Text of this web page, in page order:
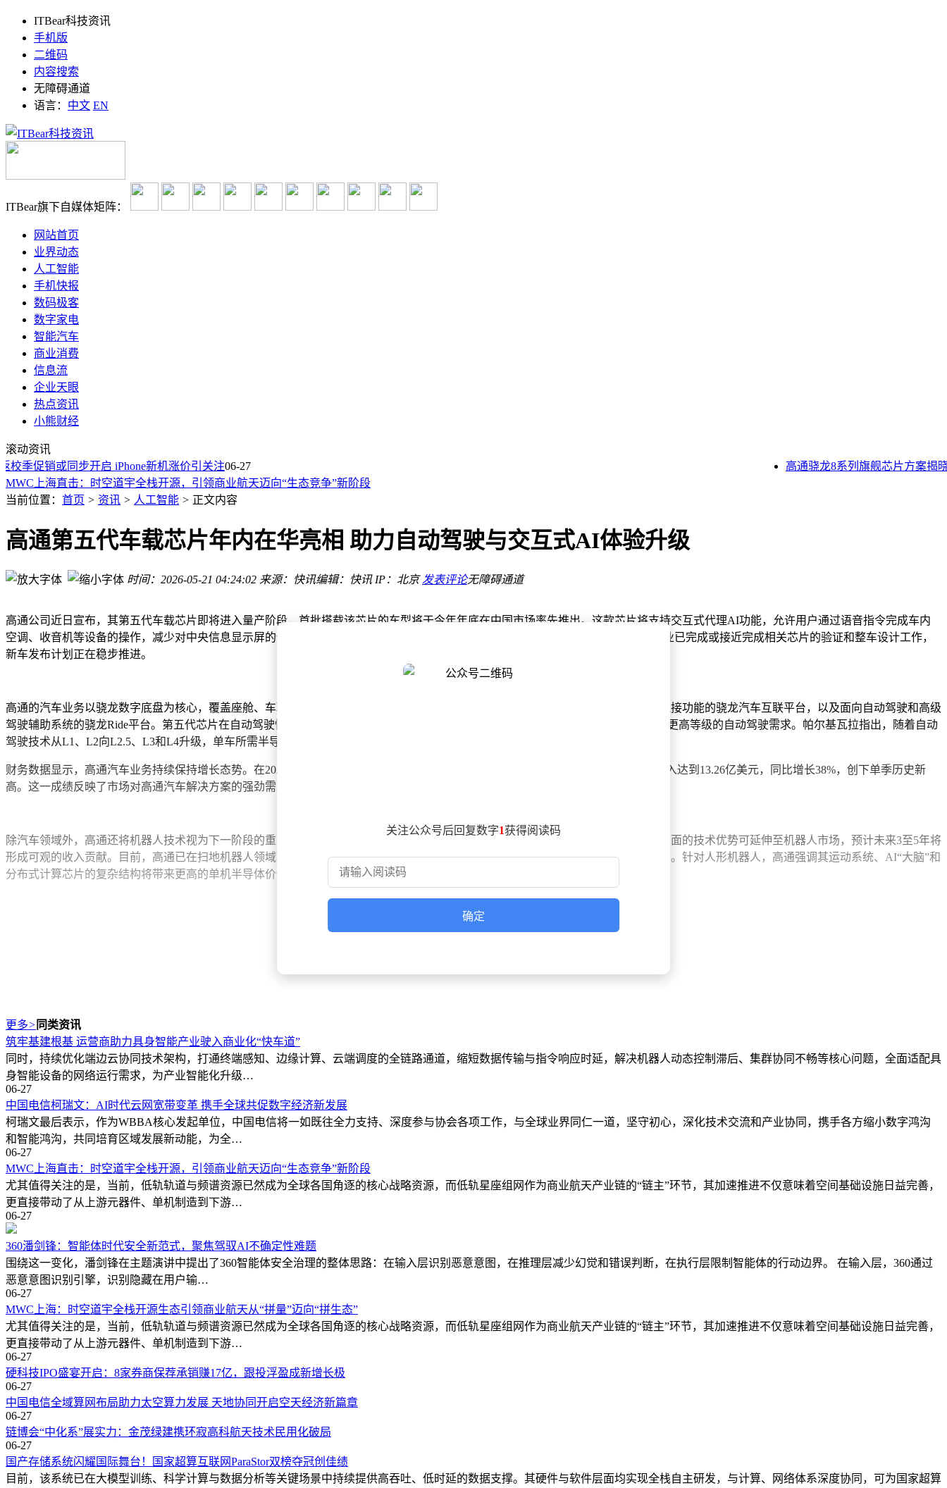
ITBear科技资讯
手机版
二维码
内容搜索
无障碍通道
语言： 中文 EN
ITBear旗下自媒体矩阵：
网站首页
业界动态
人工智能
手机快报
数码极客
数字家电
智能汽车
商业消费
信息流
企业天眼
热点资讯
小熊财经
滚动资讯
季促销或同步开启 iPhone新机涨价引关注06-27 高通骁龙8系列旗舰芯片方案揭晓
豆包大模型2.1跨越质变门槛，AI从“可用”迈向“实用”新阶段
中国电信柯瑞文：AI时代云网宽带变革 携手全球共促数字经济新发展
MWC上海直击：时空道宇全栈开源，引领商业航天迈向“生态竞争”新阶段
360潘剑锋：智能体时代安全新范式，聚焦驾驭AI不确定性难题
MWC上海：时空道宇全栈开源生态引领商业航天从“拼量”迈向“拼生态”
中国电信全域算网布局助力太空算力发展 天地协同开启空天经济新篇章
链博会“中化系”展实力：金茂绿建携环寂高科航天技术民用化破局
国产存储系统闪耀国际舞台！国家超算互联网ParaStor双榜夺冠创佳绩
豆包大模型2.1跨越质变门槛，AI从“可用”迈向“实用”新阶段
当前位置： 首页 > 资讯 > 人工智能 > 正文内容
高通第五代车载芯片年内在华亮相 助力自动驾驶与交互式AI体验升级
时间：2026-05-21 04:24:02 来源：快讯编辑：快讯 IP：北京 发表评论无障碍通道
高通公司近日宣布，其第五代车载芯片即将进入量产阶段，首批搭载该芯片的车型将于今年年底在中国市场率先推出。这款芯片将支持交互式代理AI功能，允许用户通过语音指令完成车内
空调、收音机等设备的操作，减少对中央信息显示屏的依赖。高通首席财务官阿卡什·帕尔基瓦拉在投资会议上透露，中国多家整车企业已完成或接近完成相关芯片的验证和整车设计工作，
新车发布计划正在稳步推进。
高通的汽车业务以骁龙数字底盘为核心，覆盖座舱、车联网和自动驾驶三大领域。其产品线包括用于信息娱乐的骁龙座舱平台、支持连接功能的骁龙汽车互联平台，以及面向自动驾驶和高级
驾驶辅助系统的骁龙Ride平台。第五代芯片在自动驾驶性能、ADAS功能和车内信息娱乐体验方面较前代产品均有显著提升，能够满足更高等级的自动驾驶需求。帕尔基瓦拉指出，随着自动
驾驶技术从L1、L2向L2.5、L3和L4升级，单车所需半导体价值将大幅增加，这一趋势已在高通最新季度业绩中显现。
财务数据显示，高通汽车业务持续保持增长态势。在2026财年第二财季（2025年12月29日至2026年3月29日），其QCT部门汽车芯片收入达到13.26亿美元，同比增长38%，创下单季历史新
高。这一成绩反映了市场对高通汽车解决方案的强劲需求。
除汽车领域外，高通还将机器人技术视为下一阶段的重要发展方向。公司认为，其在小型化、低功耗、无线连接和摄像头传感器融合方面的技术优势可延伸至机器人市场，预计未来3至5年将
形成可观的收入贡献。目前，高通已在扫地机器人领域取得进展，未来制造机器人、物流机器人和人形机器人有望逐步实现规模化应用。针对人形机器人，高通强调其运动系统、AI“大脑”和
分布式计算芯片的复杂结构将带来更高的单机半导体价值量，为相关技术发展提供重要机遇。
关注公众号后回复数字1获得阅读码
确定
更多> 同类资讯
筑牢基建根基 运营商助力具身智能产业驶入商业化“快车道”
同时，持续优化端边云协同技术架构，打通终端感知、边缘计算、云端调度的全链路通道，缩短数据传输与指令响应时延，解决机器人动态控制滞后、集群协同不畅等核心问题，全面适配具
身智能设备的网络运行需求，为产业智能化升级…
06-27
中国电信柯瑞文：AI时代云网宽带变革 携手全球共促数字经济新发展
柯瑞文最后表示，作为WBBA核心发起单位，中国电信将一如既往全力支持、深度参与协会各项工作，与全球业界同仁一道，坚守初心，深化技术交流和产业协同，携手各方缩小数字鸿沟
和智能鸿沟，共同培育区域发展新动能，为全…
06-27
MWC上海直击：时空道宇全栈开源，引领商业航天迈向“生态竞争”新阶段
尤其值得关注的是，当前，低轨轨道与频谱资源已然成为全球各国角逐的核心战略资源，而低轨星座组网作为商业航天产业链的“链主”环节，其加速推进不仅意味着空间基础设施日益完善，
更直接带动了从上游元器件、单机制造到下游…
06-27
360潘剑锋：智能体时代安全新范式，聚焦驾驭AI不确定性难题
围绕这一变化，潘剑锋在主题演讲中提出了360智能体安全治理的整体思路：在输入层识别恶意意图，在推理层减少幻觉和错误判断，在执行层限制智能体的行动边界。 在输入层，360通过
恶意意图识别引擎，识别隐藏在用户输…
06-27
MWC上海：时空道宇全栈开源生态引领商业航天从“拼量”迈向“拼生态”
尤其值得关注的是，当前，低轨轨道与频谱资源已然成为全球各国角逐的核心战略资源，而低轨星座组网作为商业航天产业链的“链主”环节，其加速推进不仅意味着空间基础设施日益完善，
更直接带动了从上游元器件、单机制造到下游…
06-27
硬科技IPO盛宴开启：8家券商保荐承销赚17亿，跟投浮盈成新增长极
06-27
中国电信全域算网布局助力太空算力发展 天地协同开启空天经济新篇章
06-27
链博会“中化系”展实力：金茂绿建携环寂高科航天技术民用化破局
06-27
国产存储系统闪耀国际舞台！国家超算互联网ParaStor双榜夺冠创佳绩
目前，该系统已在大模型训练、科学计算与数据分析等关键场景中持续提供高吞吐、低时延的数据支撑。其硬件与软件层面均实现全栈自主研发，与计算、网络体系深度协同，可为国家超算